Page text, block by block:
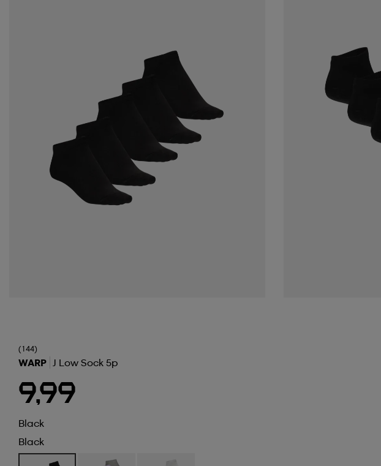
(144)
WARP J Low Sock 5p
9,99
Black
Black